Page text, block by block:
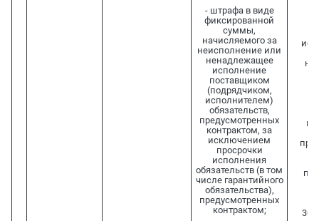
- штрафа в виде
фиксированной
суммы,
начисляемого за
неисполнение или
ненадлежащее
исполнение
поставщиком
(подрядчиком,
исполнителем)
обязательств,
предусмотренных
контрактом, за
исключением
просрочки
исполнения
обязательств (в том
числе гарантийного
обязательства),
предусмотренных
контрактом;